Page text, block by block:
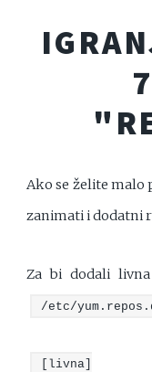
Ako se želite malo
zanimati i dodatni
Za bi dodali
/etc/
[livna]